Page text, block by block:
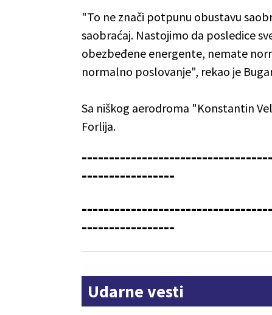
"To ne znači potpunu obustavu
saobraćaj. Nastojimo da posledice
obezbeđene energente, nemate
normalno poslovanje", rekao je
Sa niškog aerodroma "Konstantin
Forlija.
-----------------
-----------------
Udarne vesti